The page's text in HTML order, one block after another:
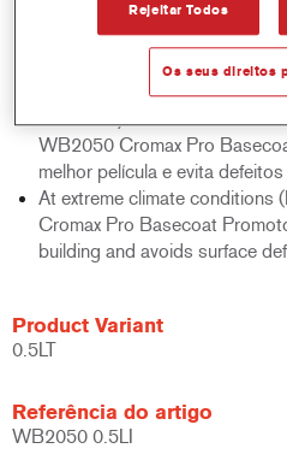
Uma tela de limpeza pode
Proporciona um acabamento
como seda, especialmente
Melhora a aparência do Verniz.
Em condições climáticas
WB2050 Cromax Pro
melhor película e evita
At extreme climate conditions
Cromax Pro Basecoat
building and avoids surface
Product Variant
0.5LT
Referência do artigo
WB2050 0.5LI
Rejeitar Todos
Os seus direitos